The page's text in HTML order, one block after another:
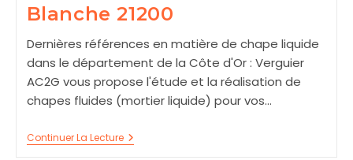
Blanche 21200
Dernières références en matière de chape liquide
dans le département de la Côte d'Or : Verguier
AC2G vous propose l'étude et la réalisation de
chapes fluides (mortier liquide) pour vos…
Continuer La LectureChape
Liquide